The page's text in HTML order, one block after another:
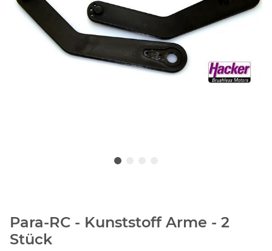
Para-RC - Kunststoff Arme - 2
Stück